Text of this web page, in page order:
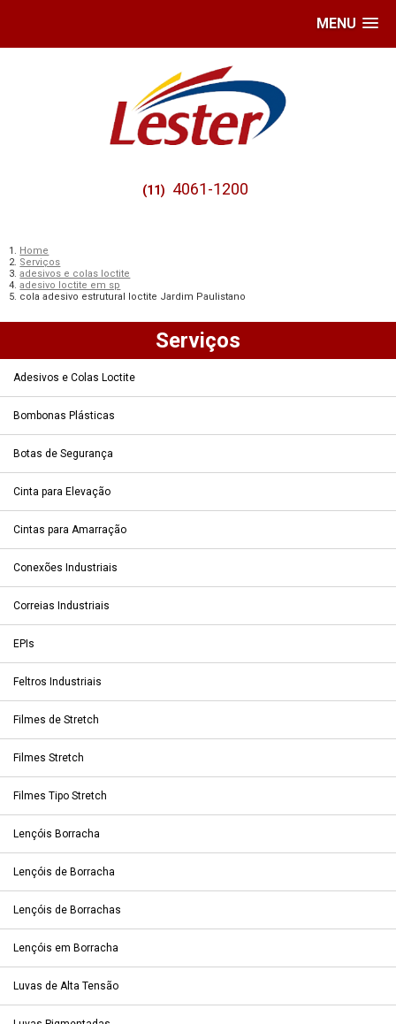
MENU
(11) 4061-1200
Home
Serviços
adesivos e colas loctite
adesivo loctite em sp
cola adesivo estrutural loctite Jardim Paulistano
Serviços
Adesivos e Colas Loctite
Bombonas Plásticas
Botas de Segurança
Cinta para Elevação
Cintas para Amarração
Conexões Industriais
Correias Industriais
EPIs
Feltros Industriais
Filmes de Stretch
Filmes Stretch
Filmes Tipo Stretch
Lençóis Borracha
Lençóis de Borracha
Lençóis de Borrachas
Lençóis em Borracha
Luvas de Alta Tensão